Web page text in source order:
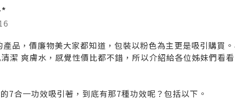
品，價廉物美大家都知道，包裝以粉色為主更是吸引購買
潔 爽膚水，感覺性價比都不錯，所以介紹給各位姊妹們看
7合一功效吸引著，到底有那7種功效呢？包括以下。